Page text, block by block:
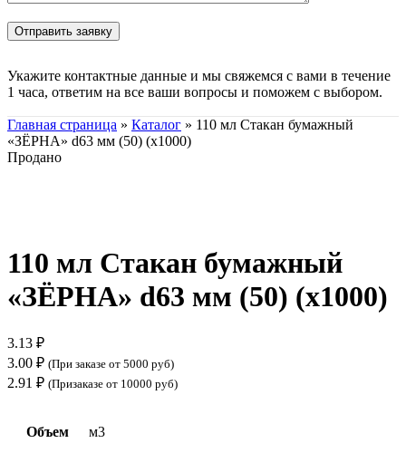
Укажите контактные данные и мы свяжемся с вами в течение
1 часа, ответим на все ваши вопросы и поможем с выбором.
Главная страница » Каталог » 110 мл Стакан бумажный
«ЗЁРНА» d63 мм (50) (х1000)
Продано
110 мл Стакан бумажный
«ЗЁРНА» d63 мм (50) (х1000)
3.13 ₽
3.00 ₽ (При заказе от 5000 руб)
2.91 ₽ (Призаказе от 10000 руб)
Объем м3